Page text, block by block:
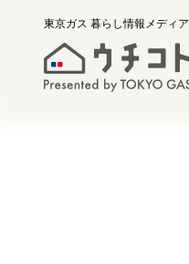
東京ガス 暮らし情報メディア